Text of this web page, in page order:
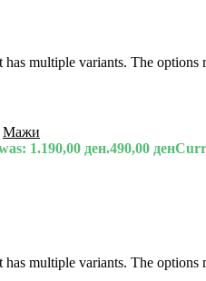
has multiple variants. The options
Мажи
1.190,00 ден.490,00 ден
has multiple variants. The options